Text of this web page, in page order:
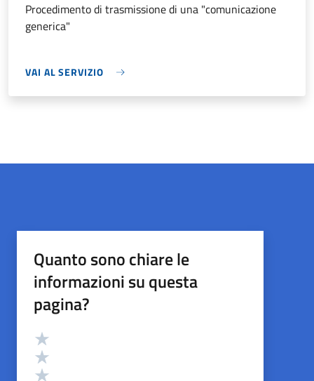
Procedimento di trasmissione di una "comunicazione
generica"
VAI AL SERVIZIO
Quanto sono chiare le
informazioni su questa
pagina?
Valutazione